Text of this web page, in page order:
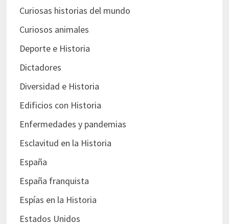
Curiosas historias del mundo
Curiosos animales
Deporte e Historia
Dictadores
Diversidad e Historia
Edificios con Historia
Enfermedades y pandemias
Esclavitud en la Historia
España
España franquista
Espías en la Historia
Estados Unidos